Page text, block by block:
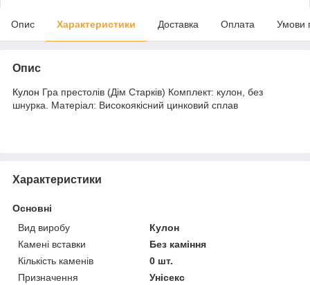
Опис Характеристики Доставка Оплата Умови
Опис
Кулон Гра престолів (Дім Старків) Комплект: кулон, без
шнурка. Матеріал: Високоякісний цинковий сплав
Характеристики
Основні
Вид виробу
Кулон
Камені вставки
Без каміння
Кількість каменів
0 шт.
Призначення
Унісекс